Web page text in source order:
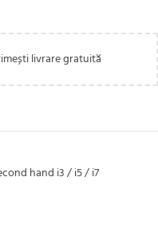
livrare gratuită
hand i3 / i5 / i7